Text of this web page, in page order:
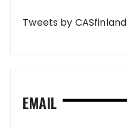
Tweets by CASfinland
EMAIL